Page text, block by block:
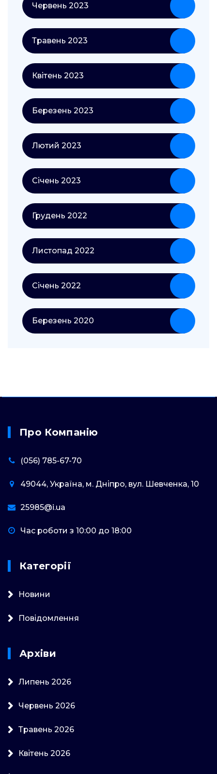
Червень 2023
Травень 2023
Квітень 2023
Березень 2023
Лютий 2023
Січень 2023
Грудень 2022
Листопад 2022
Січень 2022
Березень 2020
Про Компанію
(056) 785-67-70
49044, Україна, м. Дніпро, вул. Шевченка, 10
25985@i.ua
Час роботи з 10:00 до 18:00
Категорії
Новини
Повідомлення
Архіви
Липень 2026
Червень 2026
Травень 2026
Квітень 2026